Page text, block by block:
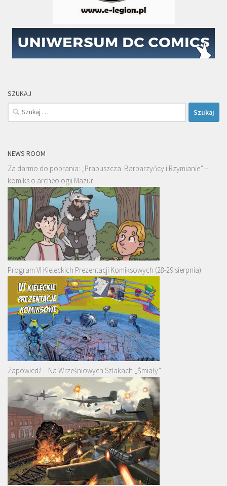
SZUKAJ
Szukaj:
NEWS ROOM
Za darmo do pobrania: „Prapuszcza. Barbarzyńcy i Rzymianie” –
komiks o archeologii Mazur
Program VI Kieleckich Prezentacji Komiksowych (28-29 sierpnia)
Zapowiedź – Na Wrześniowych Szlakach „Śmiały”